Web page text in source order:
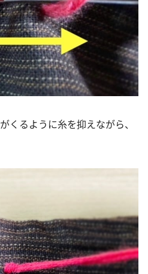
くるように糸を抑えながら、